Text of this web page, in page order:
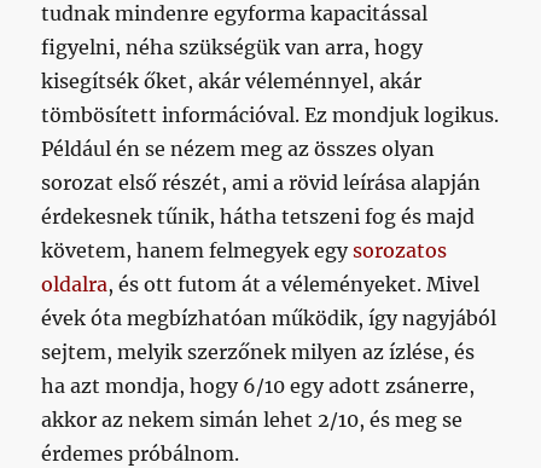
tudnak mindenre egyforma kapacitással
figyelni, néha szükségük van arra, hogy
kisegítsék őket, akár véleménnyel, akár
tömbösített információval. Ez mondjuk logikus.
Például én se nézem meg az összes olyan
sorozat első részét, ami a rövid leírása alapján
érdekesnek tűnik, hátha tetszeni fog és majd
követem, hanem felmegyek egysorozatos
oldalra, és ott futom át a véleményeket. Mivel
évek óta megbízhatóan működik, így nagyjából
sejtem, melyik szerzőnek milyen az ízlése, és
ha azt mondja, hogy 6/10 egy adott zsánerre,
akkor az nekem simán lehet 2/10, és meg se
érdemes próbálnom.